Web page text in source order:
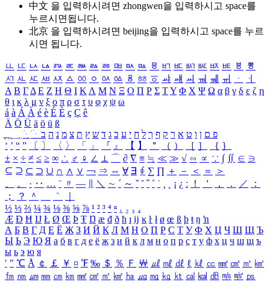
中文 을 입력하시려면 zhongwen을 입력하시고 space를
누르시면됩니다.
北京 을 입력하시려면 beijing을 입력하시고 space를 누르
시면 됩니다.
ㅥ ㅦ ㅧ ㅨ ㅩ ㅪ ㅫ ㅬ ㅭ ㅮ ㅯ ㅰ ㅱ ㅲ ㅳ ㅴ ㅵ ㅶ ㅷ ㅸ
ㅹ
ㅺ ㅻ ㅼ ㅽ ㅾ ㅿ ㆀ ㆁ ㆂ ㆃ ㆄ ㆅ ㆆ ㆇ ㆈ ㆉ ㆊ ㆋ ㆌ ㆍ
ㆎ
Α Β ΓΔ Ε Ζ Η Θ Ι ΚΛ Μ Ν Ξ Ο Π Ρ Σ ΤΥ Φ Χ Ψ Ω α β γ δ ε ζ η
θ ι κ λ μ ν ξ ο π ρ σ τ υ φ χ ψ ω
á à Á À é è É È ç Ç ê
Ä Ö Ü ä ö ü ß
ִֶֹ ֻּ ׁׂ פ ם ן ו ט א ר ק ף ך ל ח י ע כ ג ד ש ץ ת צ מ נ ה ב
‘ ’ “ ” 〔 〕 〈 〉 「 」 『 』 【 】 ＂ （ ） ［ ］ ｛ ｝
± × ÷ ≠ ≤ ≥ ∞ ∴ ♂ ♀ ∠ ⊥ ⌒ ∂ ∇ ≡ ≒ ≪ ≫ √ ∽ ∝ ∵ ∫ ∬ ∈ ∋
⊆ ⊇ ⊂ ⊃ ∪ ∩ ∧ ∨ ￢ ⇒ ⇔ ∀ ∃ ∮ ∑ ∏ ＋ － ＜ ＝
＞
、
。 · ‥ … ¨ 〃 ― ＼ ∼ ´ ～ ˇ ˘ ˝ ˚ ˙ ¸ ¡ ¿ ː ！ ＇ ， ． ／
：
；
？ ＾ ｀
½ ⅓ ⅔ ¼ ¾ ⅛ ⅜ ⅝ ⅞ ¹ ² ³ ⁴ ⁿ ₁ ₂ ₃ ₄
Æ Ð Ħ Ĳ Ł Ø Œ Þ Ŧ Ŋ æ đ ð ħ ı ĳ ĸ ŀ ł ø œ ß þ ŧ ŋ ŉ
А Б В Г Д Е Ё Ж З И Й К Л М Н О П Р С Т У Ф Х Ц Ч Ш Щ Ъ
Ы Ь Э Ю Я а б в г д е ё ж з и й к л м н о п р с т у ф х ц ч ш щ ъ
ы ь э ю я
′ ″ ℃ Å ￠ ￡ ￥ ¤ ℉ ‰ ＄ ％ Ｆ ￦ ㎕ ㎖ ㎗ ℓ ㎘ ㏄ ㎣ ㎤ ㎥ ㎦
㎙ ㎚ ㎛ ㎜ ㎝ ㎞ ㎟ ㎠ ㎡ ㎢ ㏊ ㎍ ㎎ ㎏ ㏏ ㎈ ㎉ ㏈ ㎧ ㎨ ㎰